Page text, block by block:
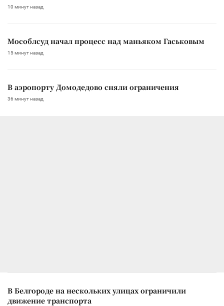
10 минут назад
Мособлсуд начал процесс над маньяком Гаськовым
15 минут назад
В аэропорту Домодедово сняли ограничения
36 минут назад
В Белгороде на нескольких улицах ограничили
движение транспорта